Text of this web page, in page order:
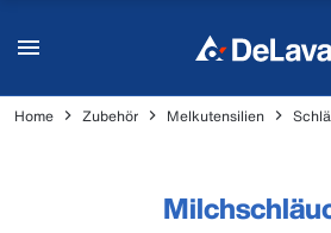
Home Zubehör Melkutensilien